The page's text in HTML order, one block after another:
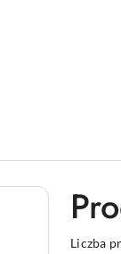
Liczba